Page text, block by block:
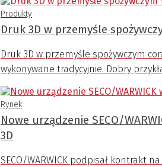
Produkty
Druk 3D w przemyśle
Druk 3D w przemyśle spożywczym
wykonywane tradycyjnie. Dobry
Rynek
Nowe urządzenie SECO/
3D
SECO/WARWICK podpisał kontrakt